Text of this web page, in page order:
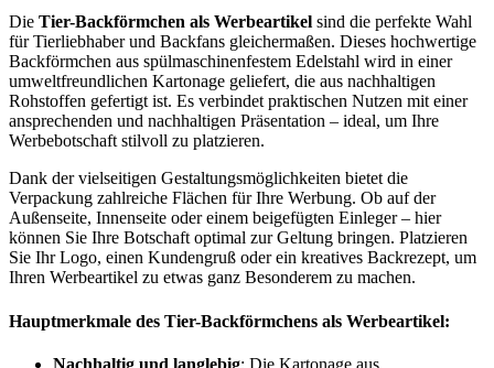
Die Tier-Backförmchen als Werbeartikel sind die perfekte Wahl
für Tierliebhaber und Backfans gleichermaßen. Dieses hochwertige
Backförmchen aus spülmaschinenfestem Edelstahl wird in einer
umweltfreundlichen Kartonage geliefert, die aus nachhaltigen
Rohstoffen gefertigt ist. Es verbindet praktischen Nutzen mit einer
ansprechenden und nachhaltigen Präsentation – ideal, um Ihre
Werbebotschaft stilvoll zu platzieren.
Dank der vielseitigen Gestaltungsmöglichkeiten bietet die
Verpackung zahlreiche Flächen für Ihre Werbung. Ob auf der
Außenseite, Innenseite oder einem beigefügten Einleger – hier
können Sie Ihre Botschaft optimal zur Geltung bringen. Platzieren
Sie Ihr Logo, einen Kundengruß oder ein kreatives Backrezept, um
Ihren Werbeartikel zu etwas ganz Besonderem zu machen.
Hauptmerkmale des Tier-Backförmchens als Werbeartikel:
Nachhaltig und langlebig: Die Kartonage aus